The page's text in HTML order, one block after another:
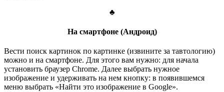
♣
На смартфоне (Андроид)
Вести поиск картинок по картинке (извините за тавтологию)
можно и на смартфоне. Для этого вам нужно: для начала
установить браузер Chrome. Далее выбрать нужное
изображение и удерживать на нем кнопку: в появившемся
меню выбрать «Найти это изображение в Google».